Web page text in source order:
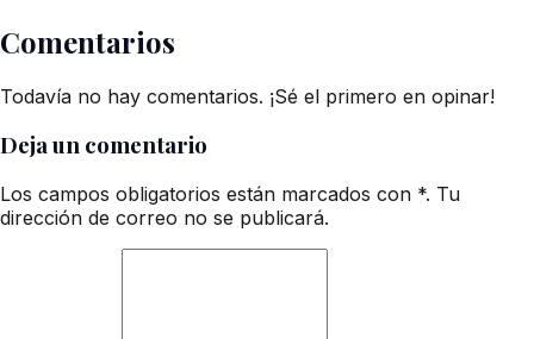
Comentarios
Todavía no hay comentarios. ¡Sé el primero en opinar!
Deja un comentario
Los campos obligatorios están marcados con *. Tu
dirección de correo no se publicará.